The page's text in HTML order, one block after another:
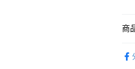
全
商